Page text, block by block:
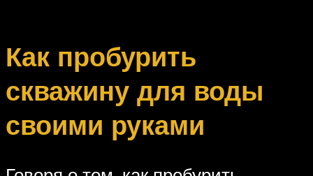
Как пробурить
скважину для воды
своими руками